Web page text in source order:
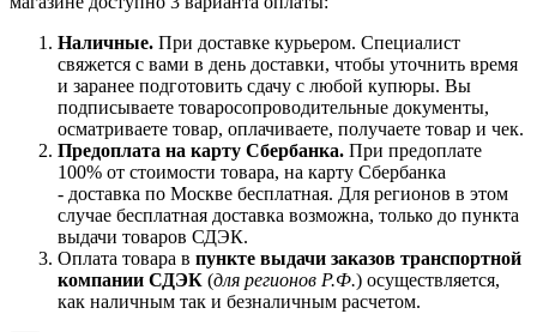
Наличные. При доставке курьером. Специалист
свяжется с вами в день доставки, чтобы уточнить время
и заранее подготовить сдачу с любой купюры. Вы
подписываете товаросопроводительные документы,
осматриваете товар, оплачиваете, получаете товар и чек.
Предоплата на карту Сбербанка. При предоплате
100% от стоимости товара, на карту Сбербанка
- доставка по Москве бесплатная. Для регионов в этом
случае бесплатная доставка возможна, только до пункта
выдачи товаров СДЭК.
Оплата товара в пункте выдачи заказов транспортной
компании СДЭК (для регионов Р.Ф.) осуществляется,
как наличным так и безналичным расчетом.